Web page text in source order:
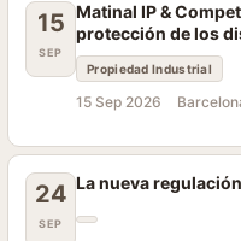
15
SEP
Matinal IP &
protección de los
Propiedad Industrial
15 Sep 2026
24
SEP
La nueva